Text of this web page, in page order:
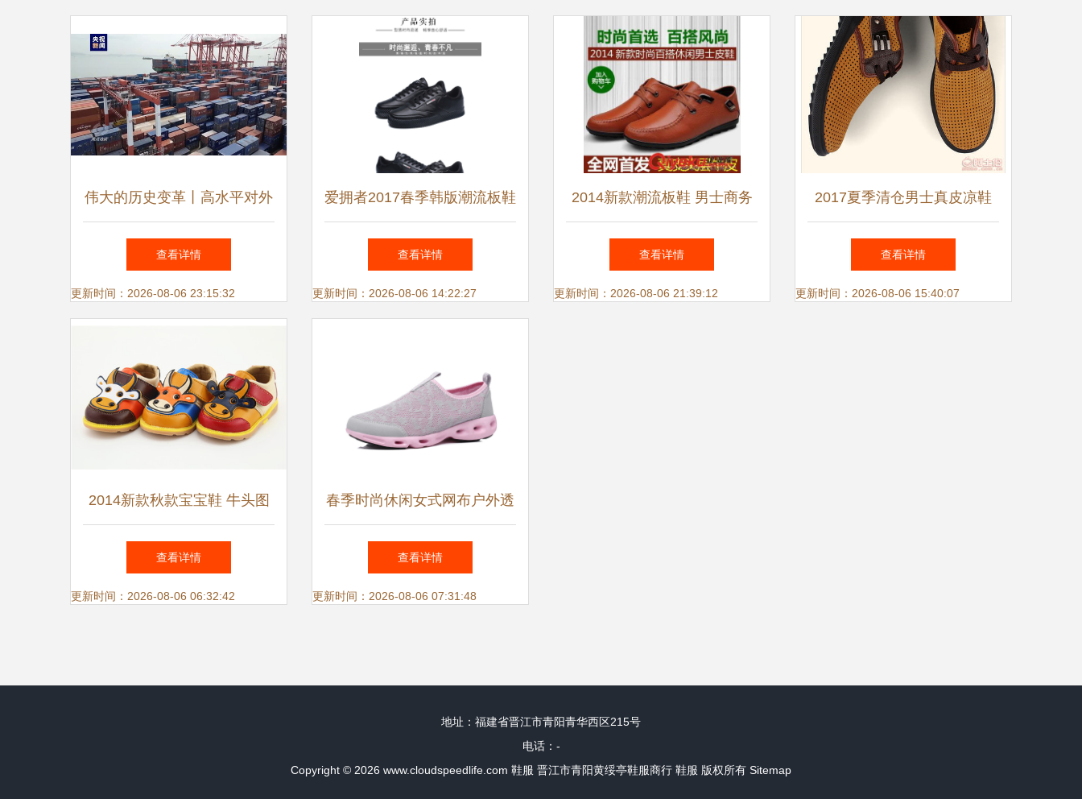
伟大的历史变革丨高水平对外
开放推动鞋服产业高质量发展
查看详情
更新时间：2026-08-06 23:15:32
爱拥者2017春季韩版潮流板鞋
男士运动休闲的时尚选择
查看详情
更新时间：2026-08-06 14:22:27
2014新款潮流板鞋 男士商务
休闲皮鞋的精致之选
查看详情
更新时间：2026-08-06 21:39:12
2017夏季清仓男士真皮凉鞋
风度园FDY2928透气系带皮鞋
查看详情
更新时间：2026-08-06 15:40:07
2014新款秋款宝宝鞋 牛头图
案童鞋厂家直销，低价批发
查看详情
更新时间：2026-08-06 06:32:42
春季时尚休闲女式网布户外透
气休闲鞋 浅灰37码，轻盈舒
适的时尚之选
查看详情
更新时间：2026-08-06 07:31:48
地址：福建省晋江市青阳青华西区215号
电话：-
Copyright © 2026 www.cloudspeedlife.com 鞋服 晋江市青阳黄绥亭鞋服商行 鞋服 版权所有 Sitemap